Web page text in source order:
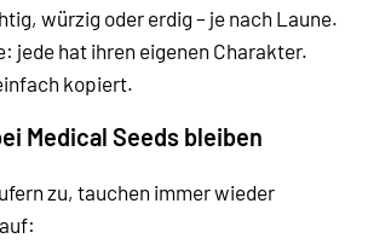
würzig oder erdig – je nach Laune.
jede hat ihren eigenen Charakter.
kopiert.
Medical Seeds bleiben
zu, tauchen immer wieder